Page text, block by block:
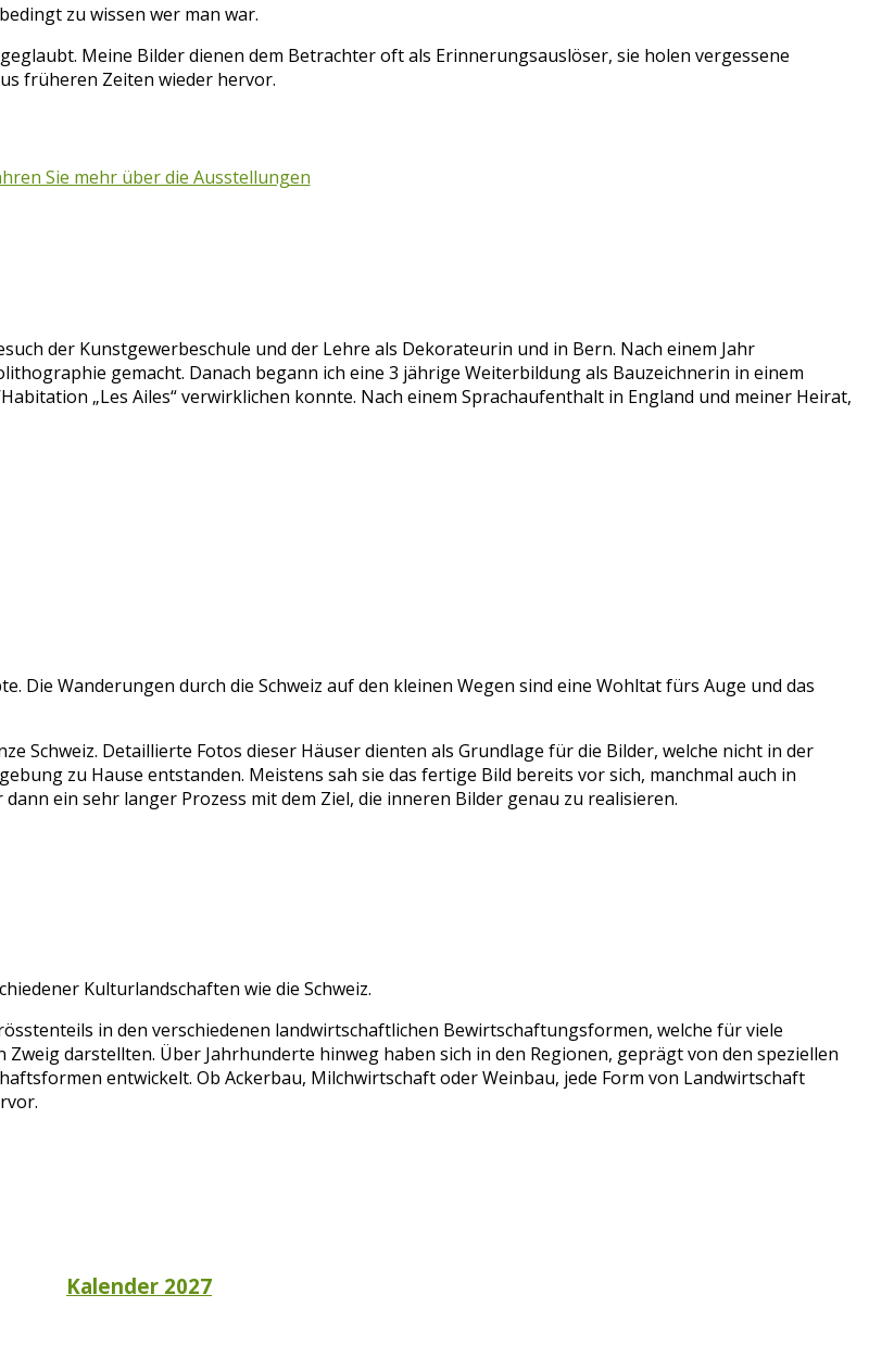
zu wissen wer man war.
Meine Bilder dienen dem Betrachter oft als Erinnerungsauslöser, sie holen vergessene
früheren Zeiten wieder hervor.
Sie mehr über die Ausstellungen
der Kunstgewerbeschule und der Lehre als Dekorateurin und in Bern. Nach einem Jahr
gemacht. Danach begann ich eine 3 jährige Weiterbildung als Bauzeichnerin in einem
„Les Ailes“ verwirklichen konnte. Nach einem Sprachaufenthalt in England und meiner Heirat,
Die Wanderungen durch die Schweiz auf den kleinen Wegen sind eine Wohltat fürs Auge und das
Schweiz. Detaillierte Fotos dieser Häuser dienten als Grundlage für die Bilder, welche nicht in der
zu Hause entstanden. Meistens sah sie das fertige Bild bereits vor sich, manchmal auch in
ein sehr langer Prozess mit dem Ziel, die inneren Bilder genau zu realisieren.
Kulturlandschaften wie die Schweiz.
in den verschiedenen landwirtschaftlichen Bewirtschaftungsformen, welche für viele
darstellten. Über Jahrhunderte hinweg haben sich in den Regionen, geprägt von den speziellen
entwickelt. Ob Ackerbau, Milchwirtschaft oder Weinbau, jede Form von Landwirtschaft
Kalender 2027